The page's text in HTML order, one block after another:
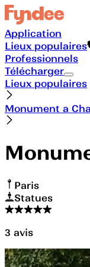
Application
Lieux populaires
Professionnels
Télécharger
Lieux populaires
Monument a
Paris
Statues
3 avis